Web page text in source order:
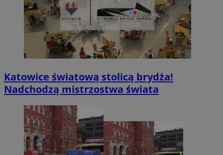
Katowice światową stolicą brydża!
Nadchodzą mistrzostwa świata